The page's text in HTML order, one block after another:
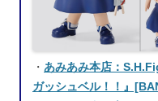
・ あみあみ本店：
ガッシュベル！！』